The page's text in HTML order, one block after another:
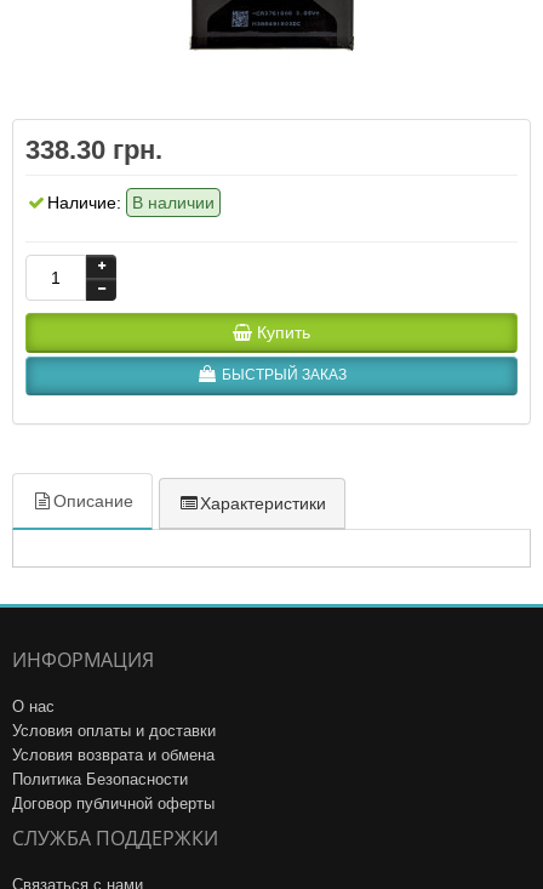
338.30 грн.
Наличие: В наличии
Купить
БЫСТРЫЙ ЗАКАЗ
Описание Характеристики
ИНФОРМАЦИЯ
О нас
Условия оплаты и доставки
Условия возврата и обмена
Политика Безопасности
Договор публичной оферты
СЛУЖБА ПОДДЕРЖКИ
Связаться с нами